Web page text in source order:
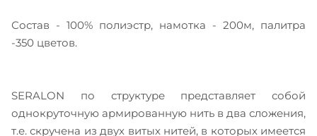
Состав - 100% полиэстр, намотка - 200м, палитра
-350 цветов.
SERALON по структуре представляет собой
однокруточную армированную нить в два сложения,
т.е. скручена из двух витых нитей, в которых имеется